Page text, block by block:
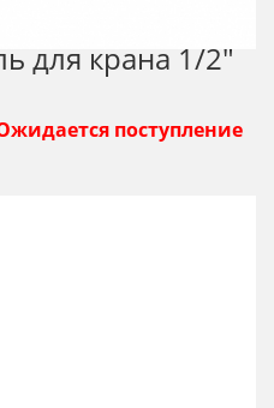
для крана 1/2"
поступление